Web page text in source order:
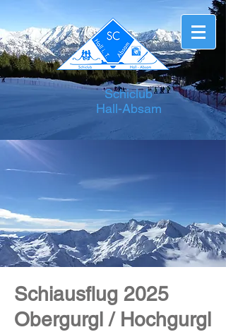
Schiclub
Hall-Absam
Schiausflug 2025
Obergurgl / Hochgurgl